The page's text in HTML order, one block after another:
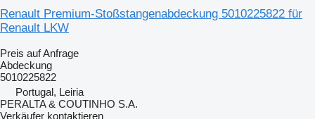
Renault Premium-Stoßstangenabdeckung 5010225822 für
Renault LKW
Preis auf Anfrage
Abdeckung
5010225822
Portugal, Leiria
PERALTA & COUTINHO S.A.
Verkäufer kontaktieren